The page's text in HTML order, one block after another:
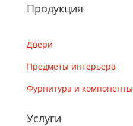
Продукция
Двери
Предметы интерьера
Фурнитура и компоненты
Услуги